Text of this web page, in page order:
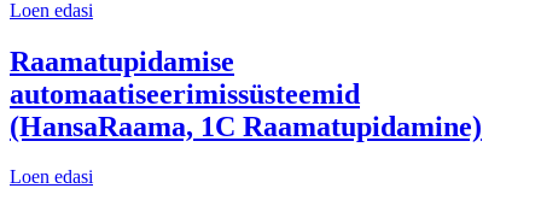
Loen edasi
Raamatupidamise
automaatiseerimissüsteemid
(HansaRaama, 1С Raamatupidamine)
Loen edasi